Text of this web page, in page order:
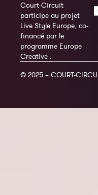
Court-Circuit
participe au projet
Live Style Europe, co-
financé par le
programme Europe
Creative :
© 2025 – COURT-